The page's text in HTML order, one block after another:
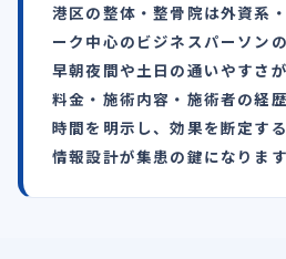
港区の整体・整骨院は外資系
ーク中心のビジネスパーソン
早朝夜間や土日の通いやすさ
料金・施術内容・施術者の経
時間を明示し、効果を断定す
情報設計が集患の鍵になります